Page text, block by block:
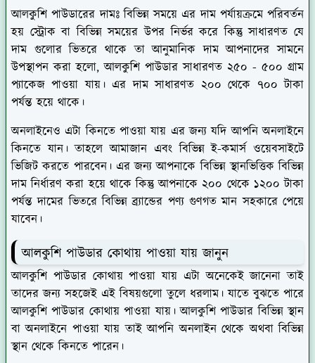
আলকুশি পাউডারের দামঃ বিভিন্ন সময়ে এর দাম পর্যায়ক্রমে পরিবর্তন
হয় স্ট্রোক বা বিভিন্ন সময়ের উপর নির্ভর করে কিন্তু সাধারণত যে
দাম গুলোর ভিতরে থাকে তা আনুমানিক দাম আপনাদের সামনে
উপস্থাপন করা হলো, আলকুশি পাউডার সাধারণত ২৫০ - ৫০০ গ্রাম
প্যাকেজ পাওয়া যায়। এর দাম সাধারণত ২০০ থেকে ৭০০ টাকা
পর্যন্ত হয়ে থাকে।
অনলাইনেও এটা কিনতে পাওয়া যায় এর জন্য যদি আপনি অনলাইনে
কিনতে যান। তাহলে আমাজান এবং বিভিন্ন ই-কমার্স ওয়েবসাইটে
ভিজিট করতে পারবেন। এর জন্য আপনাকে বিভিন্ন স্থানভিত্তিক বিভিন্ন
দাম নির্ধারণ করা হয়ে থাকে কিন্তু আপনাকে ২০০ থেকে ১২০০ টাকা
পর্যন্ত দামের ভিতরে বিভিন্ন ব্র্যান্ডের পণ্য গুণগত মান সহকারে পেয়ে
যাবেন।
আলকুশি পাউডার কোথায় পাওয়া যায় জানুন
আলকুশি পাউডার কোথায় পাওয়া যায় এটা অনেকেই জানেনা তাই
তাদের জন্য সহজেই এই বিষয়গুলো তুলে ধরলাম। যাতে বুঝতে পারে
আলকুশি পাউডার কোথায় পাওয়া যায়। আলকুশি পাউডার বিভিন্ন স্থান
বা অনলাইনে পাওয়া যায় তাই আপনি অনলাইন থেকে অথবা বিভিন্ন
স্থান থেকে কিনতে পারেন।